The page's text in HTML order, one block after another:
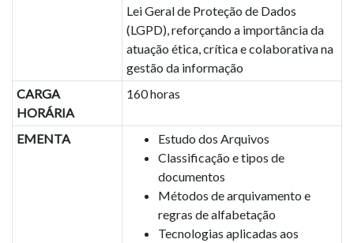
Lei Geral de Proteção de Dados
(LGPD), reforçando a importância da
atuação ética, crítica e colaborativa na
gestão da informação
CARGA
HORÁRIA
160 horas
EMENTA
Estudo dos Arquivos
Classificação e tipos de
documentos
Métodos de arquivamento e
regras de alfabetação
Tecnologias aplicadas aos